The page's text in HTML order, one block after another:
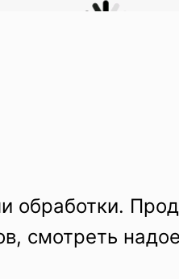
обработки.
смотреть